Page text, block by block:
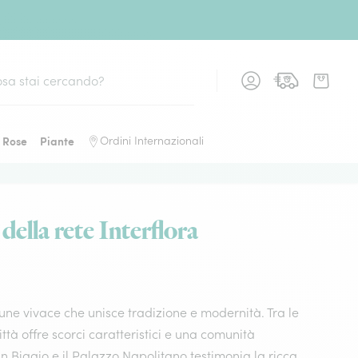
Rose Piante Ordini Internazionali
rete Interflora
vivace che unisce tradizione e modernità. Tra le
offre scorci caratteristici e una comunità